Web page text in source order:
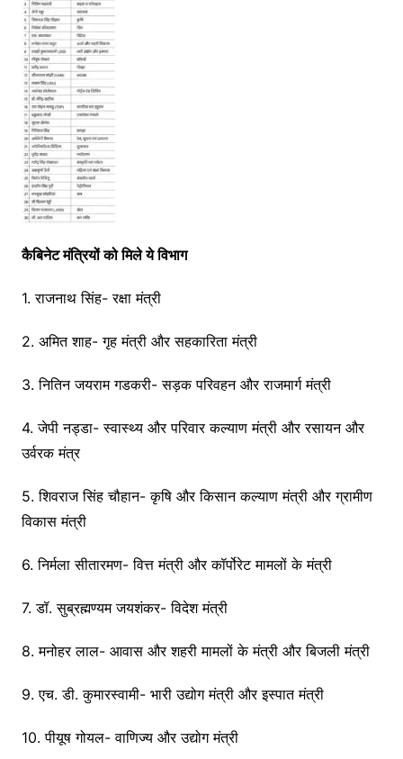
कैबिनेट मंत्रियों को मिले ये विभाग
1. राजनाथ सिंह- रक्षा मंत्री
2. अमित शाह- गृह मंत्री और सहकारिता मंत्री
3. नितिन जयराम गडकरी- सड़क परिवहन और राजमार्ग मंत्री
4. जेपी नड्डा- स्वास्थ्य और परिवार कल्याण मंत्री और रसायन और
उर्वरक मंत्र
5. शिवराज सिंह चौहान- कृषि और किसान कल्याण मंत्री और ग्रामीण
विकास मंत्री
6. निर्मला सीतारमण- वित्त मंत्री और कॉर्पोरेट मामलों के मंत्री
7. डॉ. सुब्रह्मण्यम जयशंकर- विदेश मंत्री
8. मनोहर लाल- आवास और शहरी मामलों के मंत्री और बिजली मंत्री
9. एच. डी. कुमारस्वामी- भारी उद्योग मंत्री और इस्पात मंत्री
10. पीयूष गोयल- वाणिज्य और उद्योग मंत्री